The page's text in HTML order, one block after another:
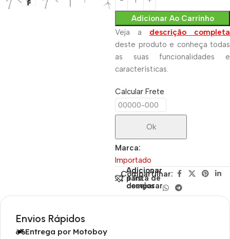
Adicionar Ao Carrinho
Veja a descrição completa
deste produto e conheça todas
as suas funcionalidades e
características.
Calcular Frete
Ok
Marca:
Importado
Adicionar
para
comparar
Adicionar
à lista de
desejos
Compartilhar:
Envios Rápidos
Entrega por Motoboy